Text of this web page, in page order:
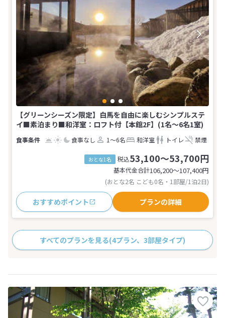
【グリーンシーズン限定】白馬を自由に楽しむシンプルステ
イ■素泊まり■和洋室：ロフト付【本館2F】(1名～6名1室)
食事なし 1～6名 和洋室 トイレ 禁煙
おとな1名 税込53,100～53,700円
基本代金合計106,200〜107,400円
(おとな2名 こども0名・1部屋/1泊2日)
おすすめポイント プランの詳細
すべてのプランを見る(4プラン、3部屋タイプ)